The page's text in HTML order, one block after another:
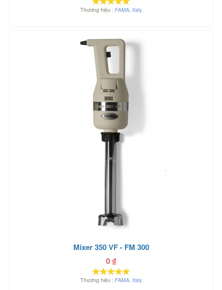
Thương hiệu : FAMA, Italy
Mixer 350 VF - FM 300
0₫
Thương hiệu : FAMA, Italy